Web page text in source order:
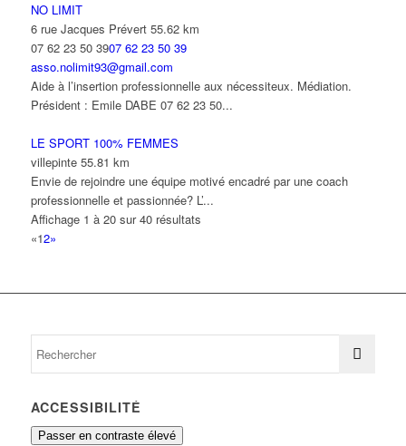
NO LIMIT
6 rue Jacques Prévert 55.62 km
07 62 23 50 3907 62 23 50 39
asso.nolimit93@gmail.com
Aide à l’insertion professionnelle aux nécessiteux. Médiation.
Président : Emile DABE 07 62 23 50...
LE SPORT 100% FEMMES
villepinte 55.81 km
Envie de rejoindre une équipe motivé encadré par une coach
professionnelle et passionnée? L’...
Affichage 1 à 20 sur 40 résultats
«12»
ACCESSIBILITÉ
Passer en contraste élevé